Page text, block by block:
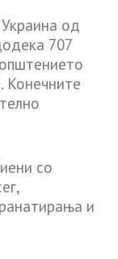
од
707
Конечните
со
и